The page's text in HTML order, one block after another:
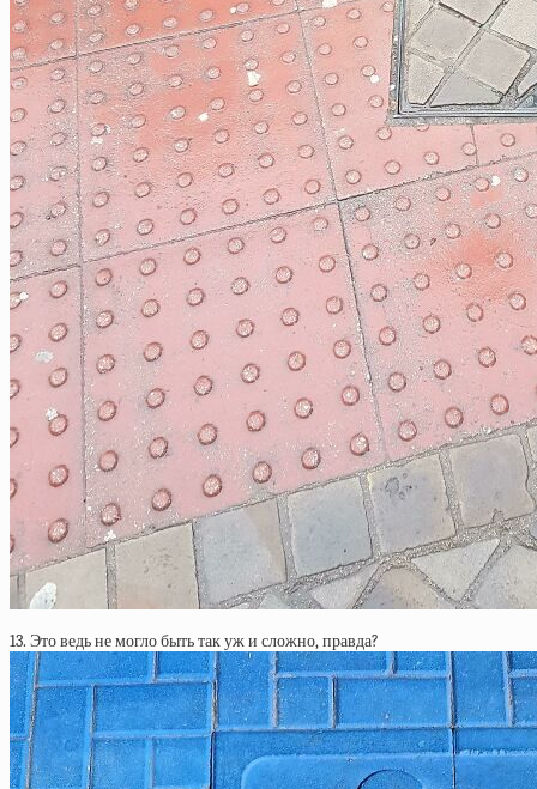
13. Это ведь не могло быть так уж и сложно, правда?